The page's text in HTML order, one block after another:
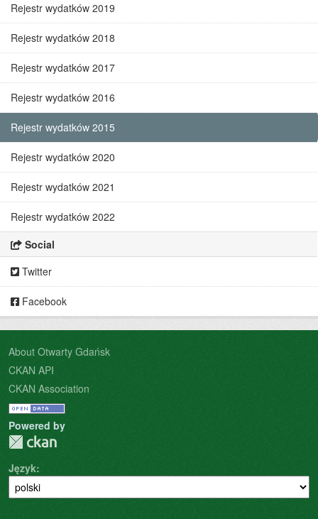
Rejestr wydatków 2019
Rejestr wydatków 2018
Rejestr wydatków 2017
Rejestr wydatków 2016
Rejestr wydatków 2015
Rejestr wydatków 2020
Rejestr wydatków 2021
Rejestr wydatków 2022
Social
Twitter
Facebook
About Otwarty Gdańsk
CKAN API
CKAN Association
Powered by
Język